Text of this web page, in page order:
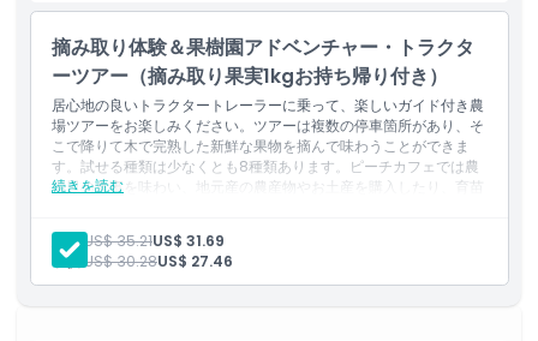
対象外
営業時間
注意事項
引換方法
摘み取り体験＆果樹園アドベンチャー・トラクタ
ーツアー（摘み取り果実1kgお持ち帰り付き）
居心地の良いトラクタートレーラーに乗って、楽しいガイド付き農
場ツアーをお楽しみください。ツアーは複数の停車箇所があり、そ
こで降りて木で完熟した新鮮な果物を摘んで味わうことができま
す。試せる種類は少なくとも8種類あります。ピーチカフェでは農
場風の食事を味わい、地元産の農産物やお土産を購入したり、育苗
たりできます。この農場体験は、食や自然を愛する人に最適です。
続きを読む
含まれるもの
複数の果物狩りスポットに立ち寄る、ガイド付きトラクター・
大人: US$ 35.21US$ 31.69
子供:
US$ 30.28US$ 27.46